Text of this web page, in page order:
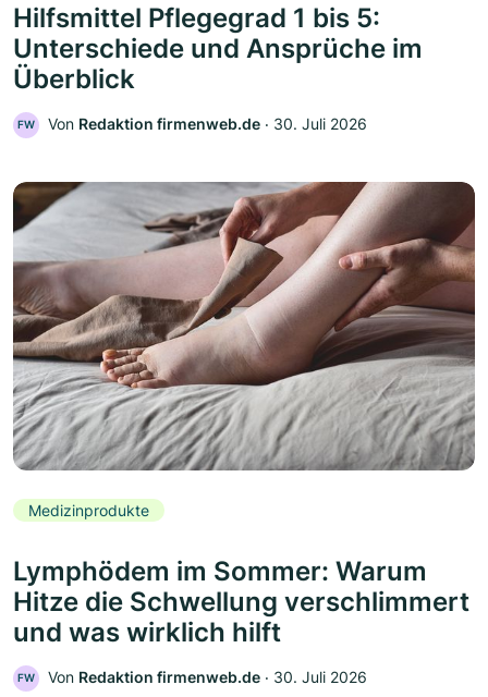
Hilfsmittel Pflegegrad 1 bis 5:
Unterschiede und Ansprüche im
Überblick
FW Von Redaktion firmenweb.de ‧ 30. Juli 2026
Medizinprodukte
Lymphödem im Sommer: Warum
Hitze die Schwellung verschlimmert
und was wirklich hilft
FW Von Redaktion firmenweb.de ‧ 30. Juli 2026